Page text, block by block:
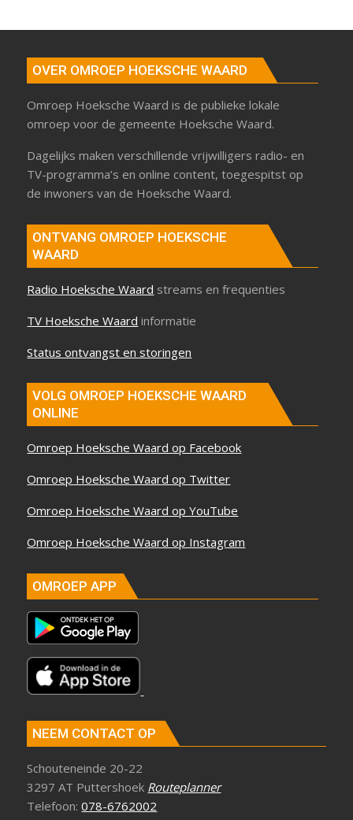
OVER OMROEP HOEKSCHE WAARD
Omroep Hoeksche Waard is de publieke lokale
omroep voor de gemeente Hoeksche Waard.
Dagelijks maken verschillende vrijwilligers radio- en
TV-programma’s en online content, toegespitst op
de inwoners van de Hoeksche Waard.
ONTVANG OMROEP HOEKSCHE
WAARD
Radio Hoeksche Waard streams en frequenties
TV Hoeksche Waard informatie
Status ontvangst en storingen
VOLG OMROEP HOEKSCHE WAARD
ONLINE
Omroep Hoeksche Waard op Facebook
Omroep Hoeksche Waard op Twitter
Omroep Hoeksche Waard op YouTube
Omroep Hoeksche Waard op Instagram
OMROEP APP
NEEM CONTACT OP
Schouteneinde 20-22
3297 AT Puttershoek Routeplanner
Telefoon:078-6762002